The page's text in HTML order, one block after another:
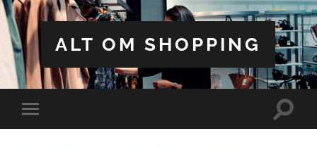
ALT OM SHOPPING
Toggle
mobile
Toggle